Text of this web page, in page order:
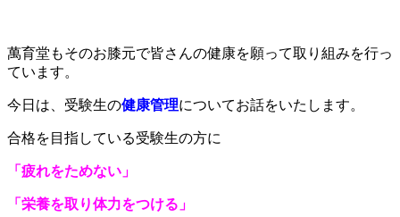
萬育堂もそのお膝元で皆さんの健康を願って取り組みを行っ
ています。
今日は、受験生の健康管理についてお話をいたします。
合格を目指している受験生の方に
「疲れをためない」
「栄養を取り体力をつける」